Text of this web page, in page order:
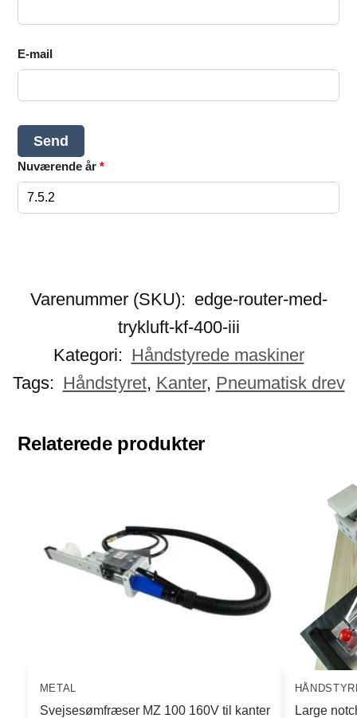
E-mail
Nuværende år *
Varenummer (SKU): edge-router-med-
trykluft-kf-400-iii
Kategori: Håndstyrede maskiner
Tags: Håndstyret, Kanter, Pneumatisk drev
Relaterede produkter
METAL
Svejsesømfræser MZ 100 160V til kanter
Large